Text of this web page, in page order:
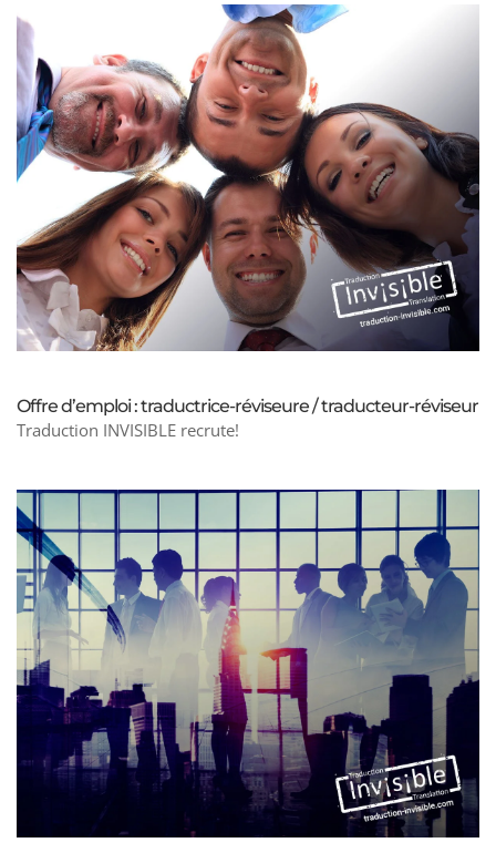
Offre d’emploi : traductrice-réviseure / traducteur-réviseur
Traduction INVISIBLE recrute!